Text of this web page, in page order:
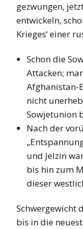
gezwungen,
entwickeln,
Krieges‘ einer
Schon die
Attacken;
Afghanistan-
nicht
Sowjetunion
Nach der
und Jelzin
bis hin zum
dieser
Schwergewicht
bis in die